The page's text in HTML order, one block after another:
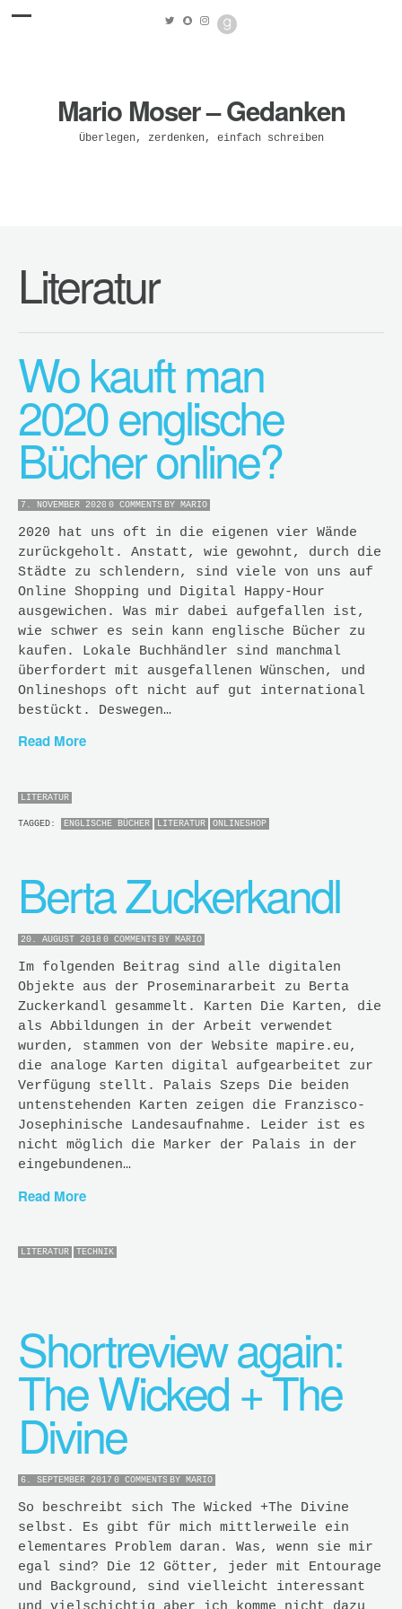
Mario Moser – Gedanken
Überlegen, zerdenken, einfach schreiben
Literatur
Wo kauft man
2020 englische
Bücher online?
7. NOVEMBER 2020 0 COMMENTS BY MARIO
2020 hat uns oft in die eigenen vier Wände
zurückgeholt. Anstatt, wie gewohnt, durch die
Städte zu schlendern, sind viele von uns auf
Online Shopping und Digital Happy-Hour
ausgewichen. Was mir dabei aufgefallen ist,
wie schwer es sein kann englische Bücher zu
kaufen. Lokale Buchhändler sind manchmal
überfordert mit ausgefallenen Wünschen, und
Onlineshops oft nicht auf gut international
bestückt. Deswegen…
Read More
LITERATUR
TAGGED: ENGLISCHE BÜCHER LITERATUR ONLINESHOP
Berta Zuckerkandl
20. AUGUST 2018 0 COMMENTS BY MARIO
Im folgenden Beitrag sind alle digitalen
Objekte aus der Proseminararbeit zu Berta
Zuckerkandl gesammelt. Karten Die Karten, die
als Abbildungen in der Arbeit verwendet
wurden, stammen von der Website mapire.eu,
die analoge Karten digital aufgearbeitet zur
Verfügung stellt. Palais Szeps Die beiden
untenstehenden Karten zeigen die Franzisco-
Josephinische Landesaufnahme. Leider ist es
nicht möglich die Marker der Palais in der
eingebundenen…
Read More
LITERATUR TECHNIK
Shortreview again:
The Wicked + The
Divine
6. SEPTEMBER 2017 0 COMMENTS BY MARIO
So beschreibt sich The Wicked +The Divine
selbst. Es gibt für mich mittlerweile ein
elementares Problem daran. Was, wenn sie mir
egal sind? Die 12 Götter, jeder mit Entourage
und Background, sind vielleicht interessant